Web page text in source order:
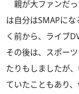
親が大ファンだ
は自分はSMAPに
く前から、ライブ
その後は、スポー
たりもしましたが
ていたこともあり